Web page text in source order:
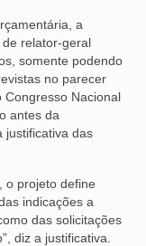
a
relator-geral
somente podendo
no parecer
Congresso Nacional
antes da
justificativa das
o projeto define
indicações a
das solicitações
diz a justificativa.